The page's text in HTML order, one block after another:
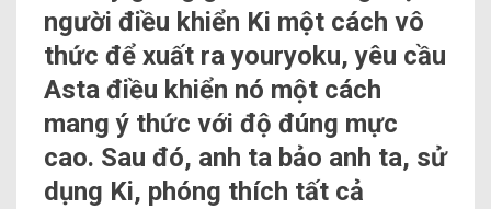
người điều khiển Ki một cách vô
thức để xuất ra youryoku, yêu cầu
Asta điều khiển nó một cách
mang ý thức với độ đúng mực
cao. Sau đó, anh ta bảo anh ta, sử
dụng Ki, phóng thích tất cả